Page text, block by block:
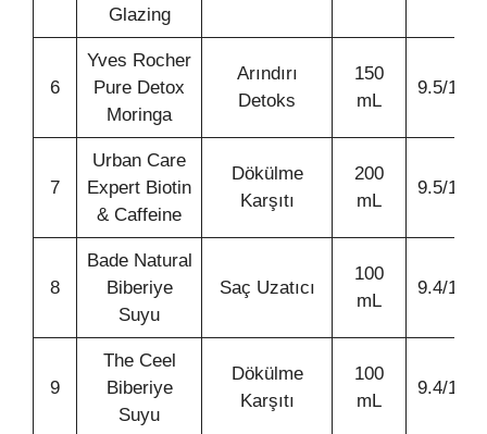
Glazing
6
Yves Rocher
Pure Detox
Moringa
Arındırı
Detoks
150
mL
9.5/10
7
Urban Care
Expert Biotin
& Caffeine
Dökülme
Karşıtı
200
mL
9.5/10
8
Bade Natural
Biberiye
Suyu
Saç Uzatıcı
100
mL
9.4/10
9
The Ceel
Biberiye
Suyu
Dökülme
Karşıtı
100
mL
9.4/10